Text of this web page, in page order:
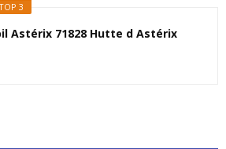
3
Astérix 71828 Hutte d Astérix